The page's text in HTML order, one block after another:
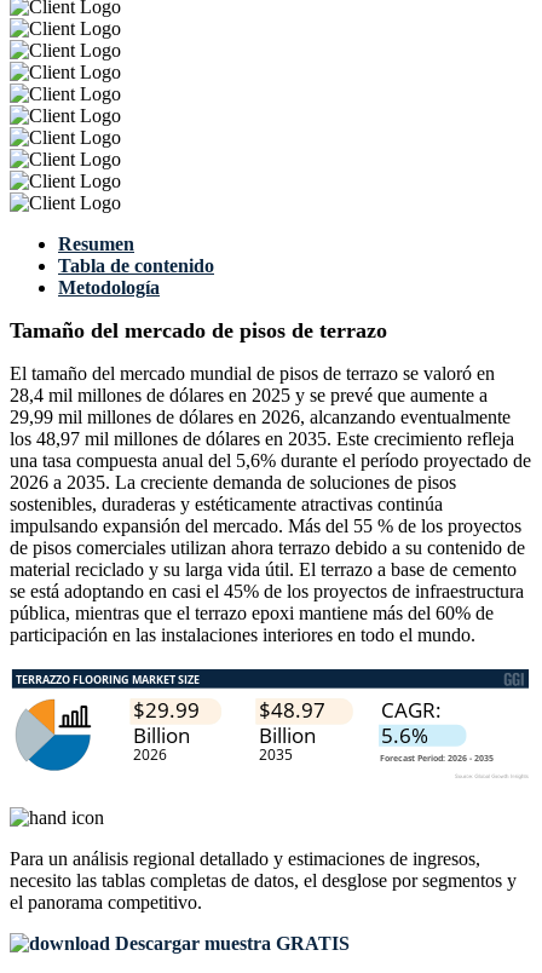
Resumen
Tabla de contenido
Metodología
Tamaño del mercado de pisos de terrazo
El tamaño del mercado mundial de pisos de terrazo se valoró en
28,4 mil millones de dólares en 2025 y se prevé que aumente a
29,99 mil millones de dólares en 2026, alcanzando eventualmente
los 48,97 mil millones de dólares en 2035. Este crecimiento refleja
una tasa compuesta anual del 5,6% durante el período proyectado de
2026 a 2035. La creciente demanda de soluciones de pisos
sostenibles, duraderas y estéticamente atractivas continúa
impulsando expansión del mercado. Más del 55 % de los proyectos
de pisos comerciales utilizan ahora terrazo debido a su contenido de
material reciclado y su larga vida útil. El terrazo a base de cemento
se está adoptando en casi el 45% de los proyectos de infraestructura
pública, mientras que el terrazo epoxi mantiene más del 60% de
participación en las instalaciones interiores en todo el mundo.
Para un análisis regional detallado y estimaciones de ingresos,
necesito las tablas completas de datos, el desglose por segmentos y
el panorama competitivo.
Descargar muestra GRATIS